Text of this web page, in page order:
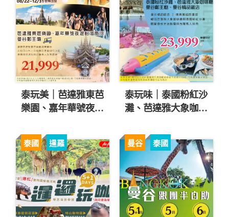
泰玩美｜芭達雅東芭
樂園、嘉年華號夜遊
廟5日 直售21,999起
💎
泰玩味｜泰國粉紅沙
灘、芭達雅大象咖啡
直售23,999起 💎
泰國 暹羅 曼谷 泰國